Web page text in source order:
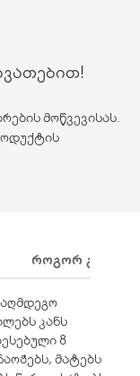
მოწვევისას.
ᲠᲝᲒᲝᲠ
კანს
8
მატებს